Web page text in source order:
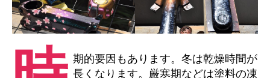
期的要因もあります。冬は乾燥時間が
長くなります。厳寒期などは塗料の凍